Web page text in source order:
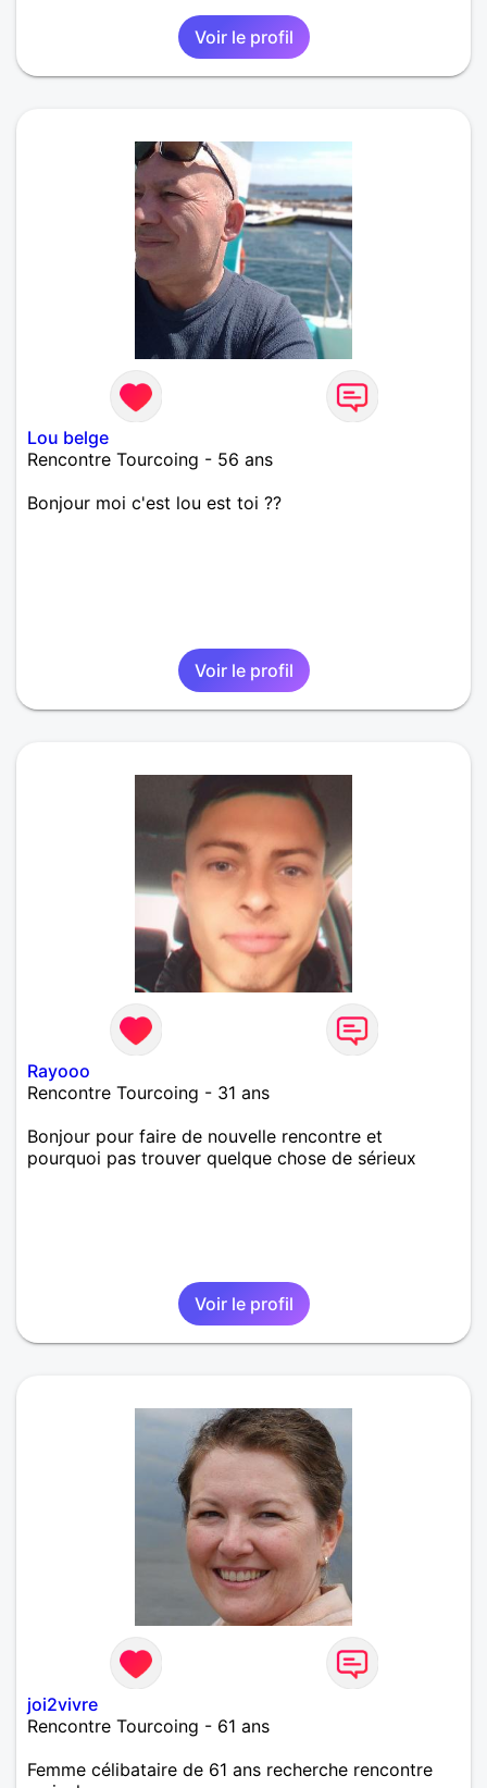
Voir le profil
Lou belge
Rencontre Tourcoing - 56 ans
Bonjour moi c'est lou est toi ??
Voir le profil
Rayooo
Rencontre Tourcoing - 31 ans
Bonjour pour faire de nouvelle rencontre et
pourquoi pas trouver quelque chose de sérieux
Voir le profil
joi2vivre
Rencontre Tourcoing - 61 ans
Femme célibataire de 61 ans recherche rencontre